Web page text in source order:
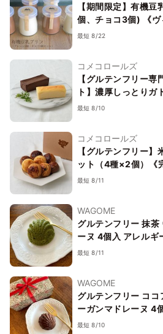
【期間限定】有機
個、チョコ3個) 《ヴ
ツ》《グルテンフリ
最短 8/22
コメコロールズ
【グルテンフリー
ト】濃厚しっとりガ
モン香る NYチーズケ
最短 8/10
コメコロールズ
【グルテンフリー
ット（4種×2個）《
ー》
最短 8/11
WAGOME
グルテンフリー 抹茶
ーヌ 4個入 アレルギ
ンスイーツ》《グル
最短 8/11
WAGOME
グルテンフリー ココ
ーガンマドレーヌ 4
応《ヴィーガンスイ
最短 8/10